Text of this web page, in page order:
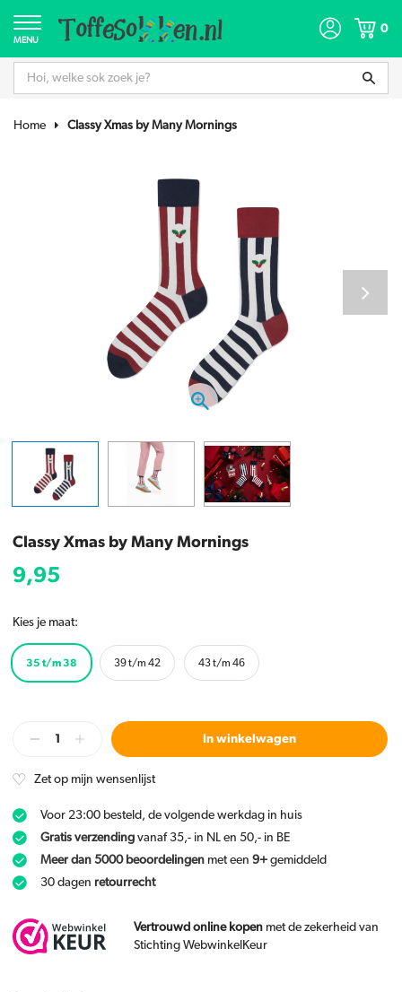
MENU
0
Home Classy Xmas by Many Mornings
Classy Xmas by Many Mornings
9,95
Kies je maat:
35 t/m 38 39 t/m 42 43 t/m 46
In winkelwagen
Zet op mijn wensenlijst
Voor 23:00 besteld, de volgende werkdag in huis
Gratis verzending vanaf 35,- in NL en 50,- in BE
Meer dan 5000 beoordelingen met een 9+ gemiddeld
30 dagen retourrecht
Vertrouwd online kopen met de zekerheid van
Stichting WebwinkelKeur